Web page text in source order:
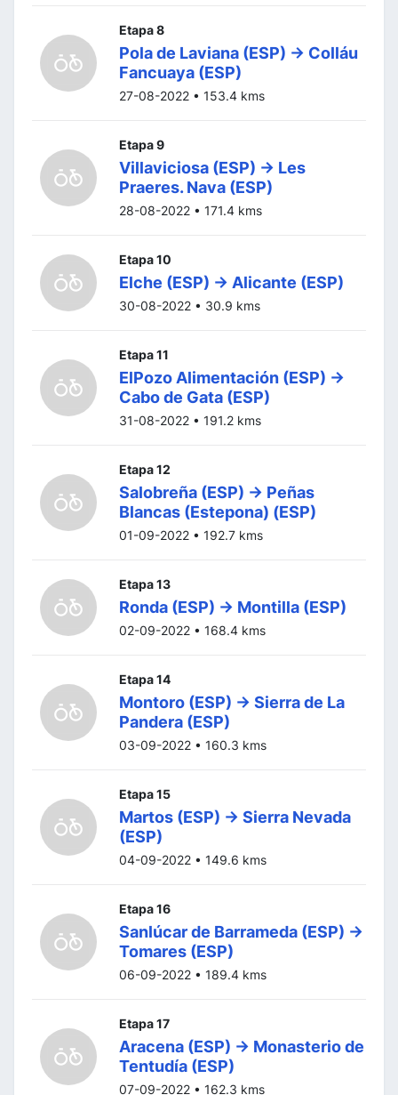
Etapa 8
Pola de Laviana (ESP) -> Colláu
Fancuaya (ESP)
27-08-2022 • 153.4 kms
Etapa 9
Villaviciosa (ESP) -> Les
Praeres. Nava (ESP)
28-08-2022 • 171.4 kms
Etapa 10
Elche (ESP) -> Alicante (ESP)
30-08-2022 • 30.9 kms
Etapa 11
ElPozo Alimentación (ESP) ->
Cabo de Gata (ESP)
31-08-2022 • 191.2 kms
Etapa 12
Salobreña (ESP) -> Peñas
Blancas (Estepona) (ESP)
01-09-2022 • 192.7 kms
Etapa 13
Ronda (ESP) -> Montilla (ESP)
02-09-2022 • 168.4 kms
Etapa 14
Montoro (ESP) -> Sierra de La
Pandera (ESP)
03-09-2022 • 160.3 kms
Etapa 15
Martos (ESP) -> Sierra Nevada
(ESP)
04-09-2022 • 149.6 kms
Etapa 16
Sanlúcar de Barrameda (ESP) ->
Tomares (ESP)
06-09-2022 • 189.4 kms
Etapa 17
Aracena (ESP) -> Monasterio de
Tentudía (ESP)
07-09-2022 • 162.3 kms